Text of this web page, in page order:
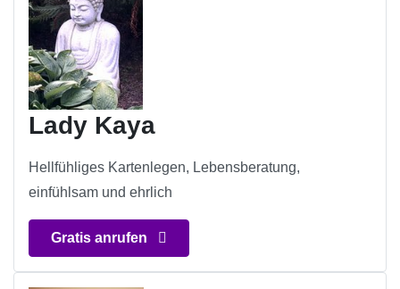
Lady Kaya
Hellfühliges Kartenlegen, Lebensberatung,
einfühlsam und ehrlich
Gratis anrufen